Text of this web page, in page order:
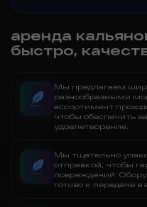
аренда
быстро,
Мы предлагаем
разнообразными
ассортимент
чтобы обеспечить
удовлетворение.
Мы тщательно
отправкой, чтобы
повреждений.
готово к передаче в